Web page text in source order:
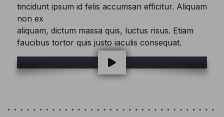
tincidunt ipsum id felis accumsan efficitur. Aliquam
non ex
aliquam, dictum massa quis, luctus risus. Etiam
faucibus tortor quis justo iaculis consequat.